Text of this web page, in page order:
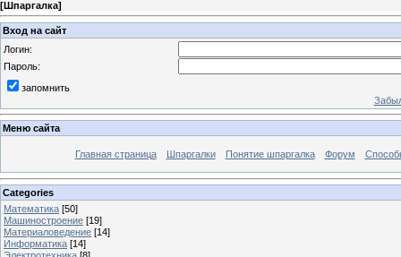
[Шпаргалка]
Вход на сайт
Логин:
Пароль:
запомнить
Меню сайта
Главная страница Шпаргалки Понятие шпаргалка Форум
Categories
Математика [50]
Машиностроение [19]
Материаловедение [14]
Информатика [14]